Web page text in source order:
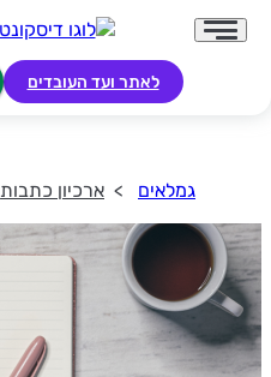
לאתר ועד העובדים
גמלאים ארכיון כתבות